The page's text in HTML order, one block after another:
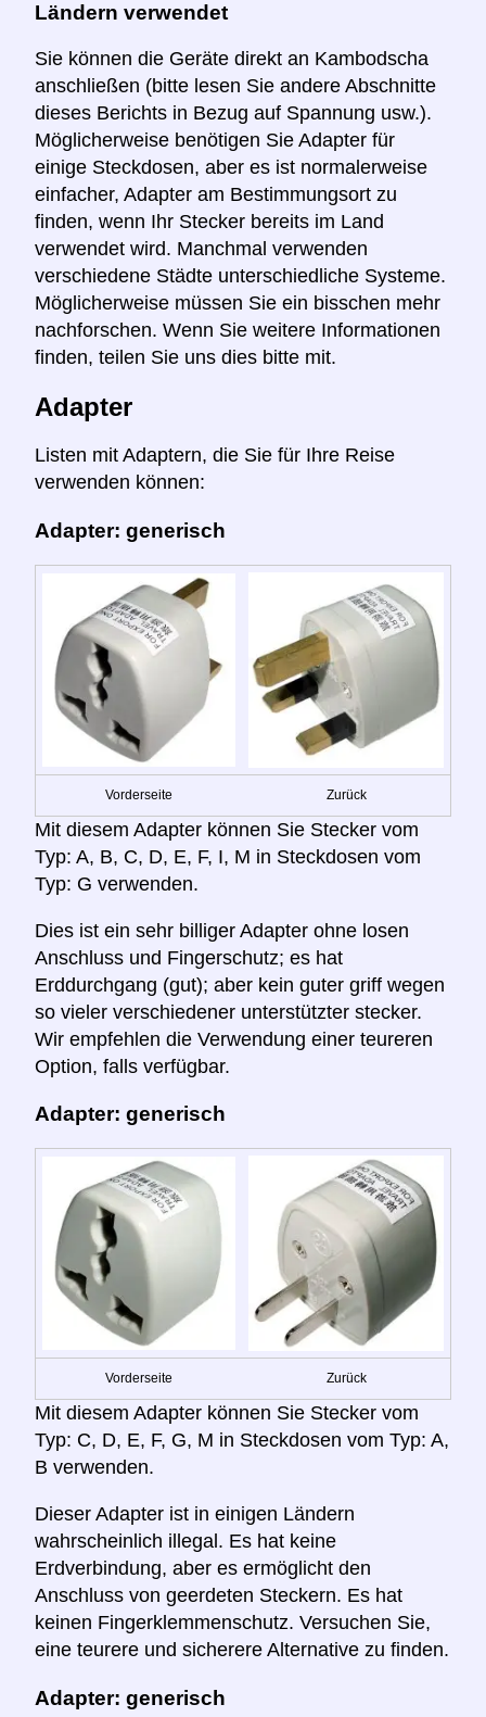
Ländern verwendet
Sie können die Geräte direkt an Kambodscha
anschließen (bitte lesen Sie andere Abschnitte
dieses Berichts in Bezug auf Spannung usw.).
Möglicherweise benötigen Sie Adapter für
einige Steckdosen, aber es ist normalerweise
einfacher, Adapter am Bestimmungsort zu
finden, wenn Ihr Stecker bereits im Land
verwendet wird. Manchmal verwenden
verschiedene Städte unterschiedliche Systeme.
Möglicherweise müssen Sie ein bisschen mehr
nachforschen. Wenn Sie weitere Informationen
finden, teilen Sie uns dies bitte mit.
Adapter
Listen mit Adaptern, die Sie für Ihre Reise
verwenden können:
Adapter: generisch
Vorderseite Zurück
Mit diesem Adapter können Sie Stecker vom
Typ: A, B, C, D, E, F, I, M in Steckdosen vom
Typ: G verwenden.
Dies ist ein sehr billiger Adapter ohne losen
Anschluss und Fingerschutz; es hat
Erddurchgang (gut); aber kein guter griff wegen
so vieler verschiedener unterstützter stecker.
Wir empfehlen die Verwendung einer teureren
Option, falls verfügbar.
Adapter: generisch
Vorderseite Zurück
Mit diesem Adapter können Sie Stecker vom
Typ: C, D, E, F, G, M in Steckdosen vom Typ: A,
B verwenden.
Dieser Adapter ist in einigen Ländern
wahrscheinlich illegal. Es hat keine
Erdverbindung, aber es ermöglicht den
Anschluss von geerdeten Steckern. Es hat
keinen Fingerklemmenschutz. Versuchen Sie,
eine teurere und sicherere Alternative zu finden.
Adapter: generisch